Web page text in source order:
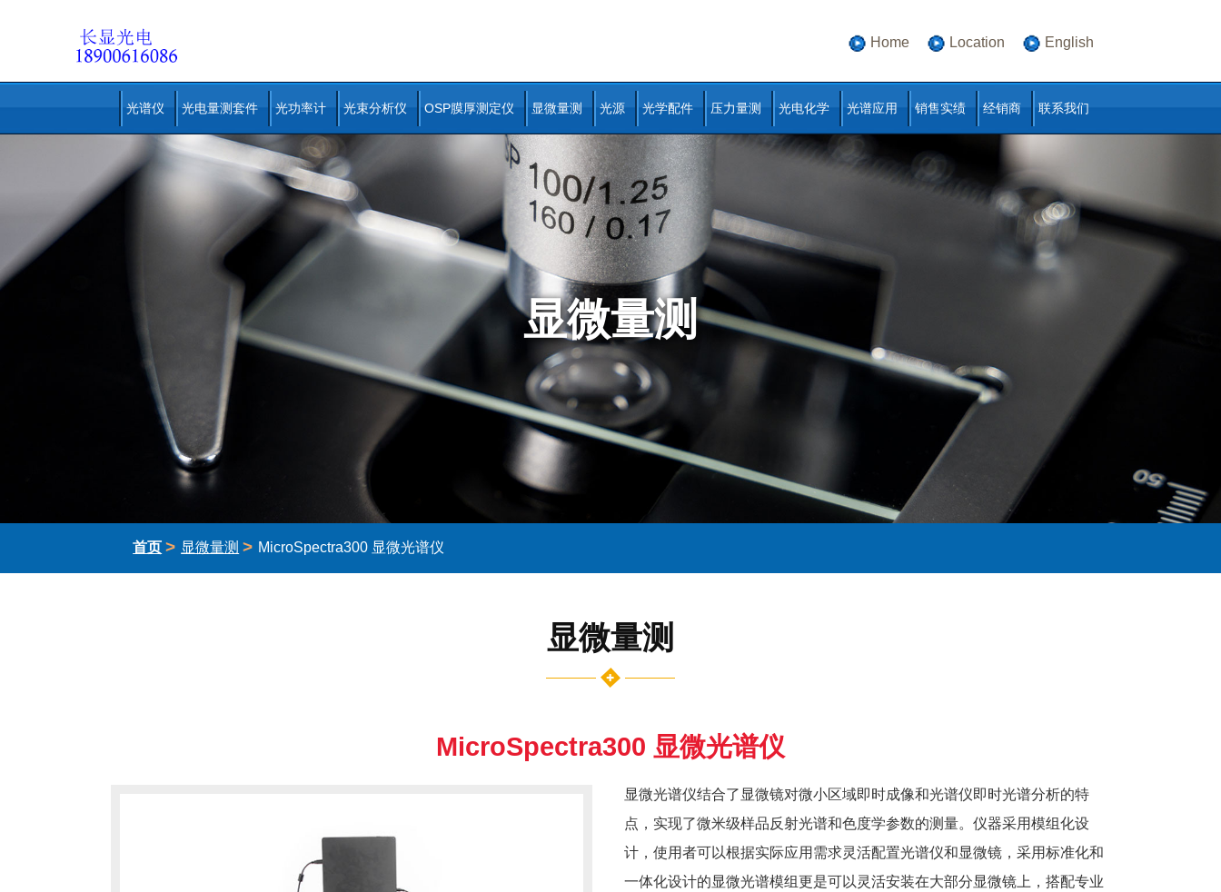
Home Location English
光谱仪 光电量测套件 光功率计 光束分析仪 OSP膜厚测定仪 显微量测 光源 光学配件 压力量测 光电化学 光谱应用 销售实绩 经销商 联系我们
显微量测
首页 > 显微量测 > MicroSpectra300 显微光谱仪
显微量测
MicroSpectra300 显微光谱仪
显微光谱仪结合了显微镜对微小区域即时成像和光谱仪即时光谱分析的特
点，实现了微米级样品反射光谱和色度学参数的测量。仪器采用模组化设
计，使用者可以根据实际应用需求灵活配置光谱仪和显微镜，采用标准化和
一体化设计的显微光谱模组更是可以灵活安装在大部分显微镜上，搭配专业